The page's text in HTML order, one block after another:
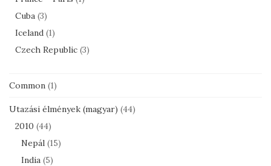
Cuba (3)
Iceland (1)
Czech Republic (3)
Common (1)
Utazási élmények (magyar) (44)
2010 (44)
Nepál (15)
India (5)